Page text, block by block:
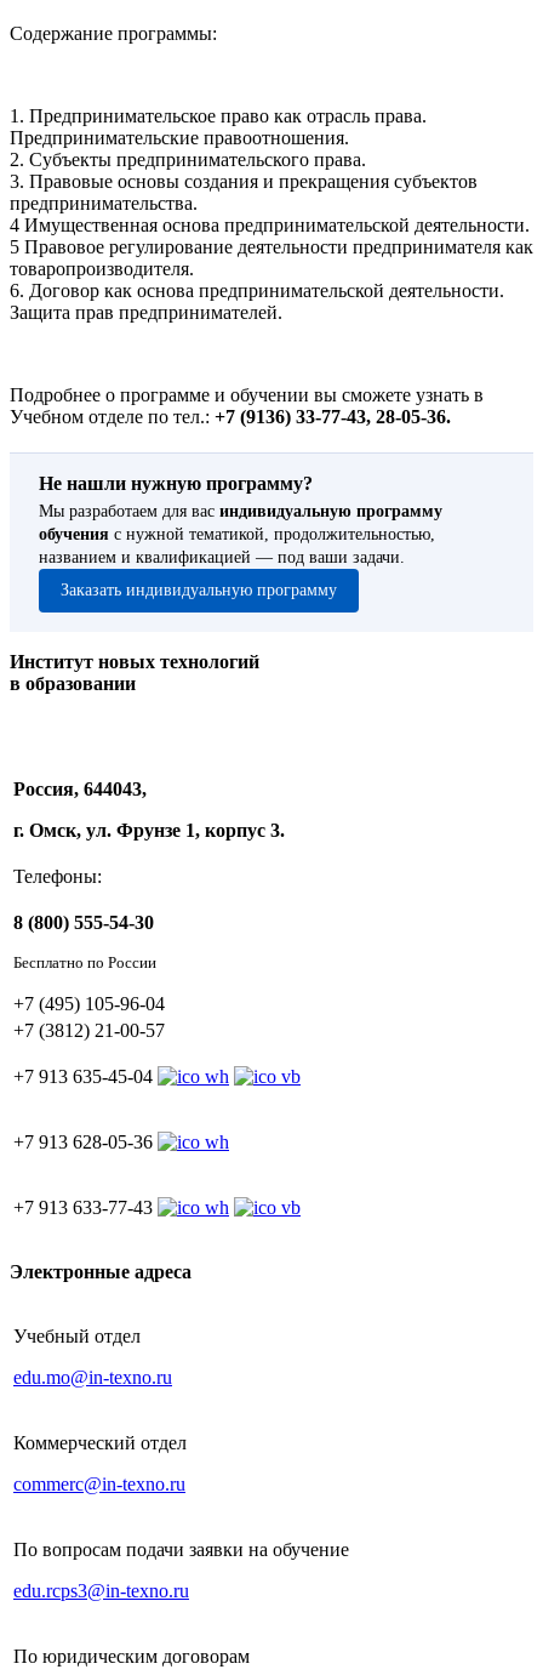
Содержание программы:
1. Предпринимательское право как отрасль права.
Предпринимательские правоотношения.
2. Субъекты предпринимательского права.
3. Правовые основы создания и прекращения субъектов
предпринимательства.
4 Имущественная основа предпринимательской деятельности.
5 Правовое регулирование деятельности предпринимателя как
товаропроизводителя.
6. Договор как основа предпринимательской деятельности.
Защита прав предпринимателей.
Подробнее о программе и обучении вы сможете узнать в
Учебном отделе по тел.: +7 (9136) 33-77-43, 28-05-36.
Не нашли нужную программу?
Мы разработаем для вас индивидуальную программу
обучения с нужной тематикой, продолжительностью,
названием и квалификацией — под ваши задачи.
Заказать индивидуальную программу
Институт новых технологий
в образовании
Россия, 644043,
г. Омск, ул. Фрунзе 1, корпус 3.
Телефоны:
8 (800) 555-54-30
Бесплатно по России
+7 (495) 105-96-04
+7 (3812) 21-00-57
+7 913 635-45-04
+7 913 628-05-36
+7 913 633-77-43
Электронные адреса
Учебный отдел
edu.mo@in-texno.ru
Коммерческий отдел
commerc@in-texno.ru
По вопросам подачи заявки на обучение
edu.rcps3@in-texno.ru
По юридическим договорам